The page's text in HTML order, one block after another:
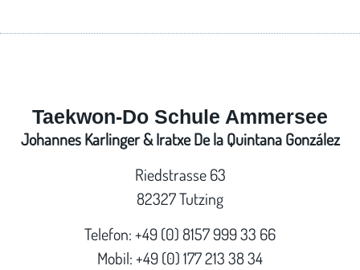
Taekwon-Do Schule Ammersee
Johannes Karlinger & Iratxe De la Quintana González
Riedstrasse 63
82327 Tutzing
Telefon: +49 (0) 8157 999 33 66
Mobil: +49 (0) 177 213 38 34